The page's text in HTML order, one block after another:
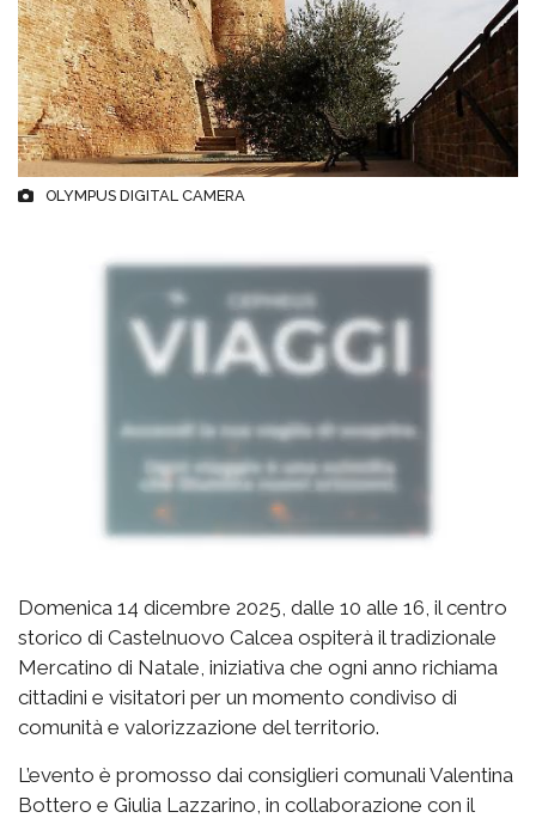
OLYMPUS DIGITAL CAMERA
Domenica 14 dicembre 2025, dalle 10 alle 16, il centro
storico di Castelnuovo Calcea ospiterà il tradizionale
Mercatino di Natale, iniziativa che ogni anno richiama
cittadini e visitatori per un momento condiviso di
comunità e valorizzazione del territorio.
L’evento è promosso dai consiglieri comunali Valentina
Bottero e Giulia Lazzarino, in collaborazione con il